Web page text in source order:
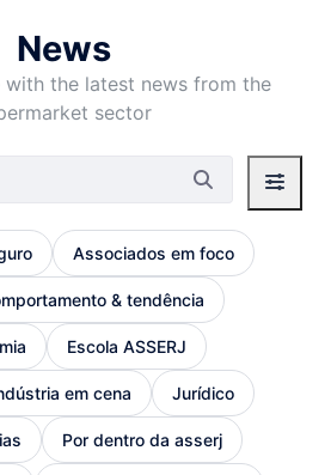
News
with the latest news from the
sector
Associados em foco
& tendência
Escola ASSERJ
em cena Jurídico
Por dentro da asserj